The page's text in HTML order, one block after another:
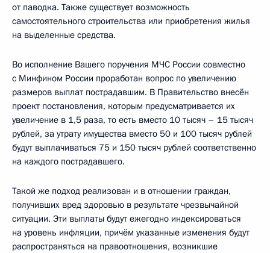
от паводка. Также существует возможность
самостоятельного строительства или приобретения жилья
на выделенные средства.
Во исполнение Вашего поручения МЧС России совместно
с Минфином России проработан вопрос по увеличению
размеров выплат пострадавшим. В Правительство внесён
проект постановления, которым предусматривается их
увеличение в 1,5 раза, то есть вместо 10 тысяч – 15 тысяч
рублей, за утрату имущества вместо 50 и 100 тысяч рублей
будут выплачиваться 75 и 150 тысяч рублей соответственно
на каждого пострадавшего.
Такой же подход реализован и в отношении граждан,
получивших вред здоровью в результате чрезвычайной
ситуации. Эти выплаты будут ежегодно индексироваться
на уровень инфляции, причём указанные изменения будут
распространяться на правоотношения, возникшие